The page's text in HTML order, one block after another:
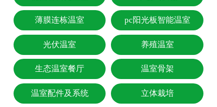
薄膜连栋温室 pc阳光板智能温室
光伏温室 养殖温室
生态温室餐厅 温室骨架
温室配件及系统 立体栽培